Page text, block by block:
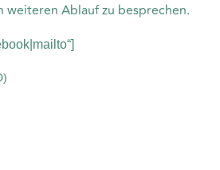
weiteren Ablauf zu besprechen.